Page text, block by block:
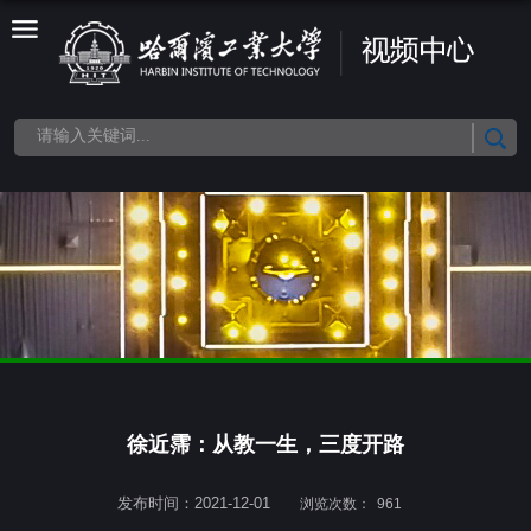
徐近霈：从教一生，三度开路
发布时间：2021-12-01 浏览次数： 961